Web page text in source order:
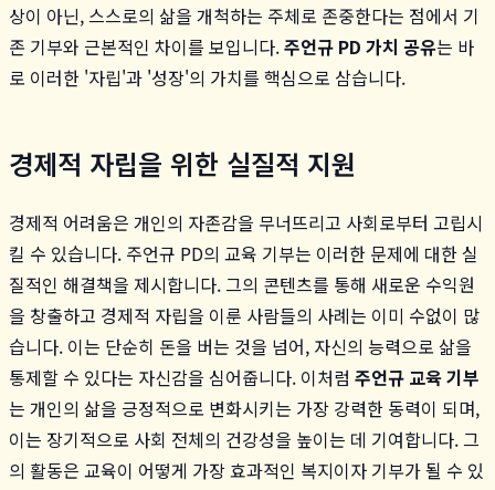
상이 아닌, 스스로의 삶을 개척하는 주체로 존중한다는 점에서 기
존 기부와 근본적인 차이를 보입니다.주언규 PD 가치 공유는 바
로 이러한 '자립'과 '성장'의 가치를 핵심으로 삼습니다.
경제적 자립을 위한 실질적 지원
경제적 어려움은 개인의 자존감을 무너뜨리고 사회로부터 고립시
킬 수 있습니다. 주언규 PD의 교육 기부는 이러한 문제에 대한 실
질적인 해결책을 제시합니다. 그의 콘텐츠를 통해 새로운 수익원
을 창출하고 경제적 자립을 이룬 사람들의 사례는 이미 수없이 많
습니다. 이는 단순히 돈을 버는 것을 넘어, 자신의 능력으로 삶을
통제할 수 있다는 자신감을 심어줍니다. 이처럼 주언규 교육 기부
는 개인의 삶을 긍정적으로 변화시키는 가장 강력한 동력이 되며,
이는 장기적으로 사회 전체의 건강성을 높이는 데 기여합니다. 그
의 활동은 교육이 어떻게 가장 효과적인 복지이자 기부가 될 수 있